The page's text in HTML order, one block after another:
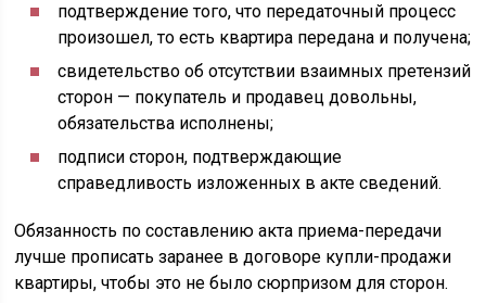
подтверждение того, что передаточный процесс
произошел, то есть квартира передана и получена;
свидетельство об отсутствии взаимных претензий
сторон — покупатель и продавец довольны,
обязательства исполнены;
подписи сторон, подтверждающие
справедливость изложенных в акте сведений.
Обязанность по составлению акта приема-передачи
лучше прописать заранее в договоре купли-продажи
квартиры, чтобы это не было сюрпризом для сторон.